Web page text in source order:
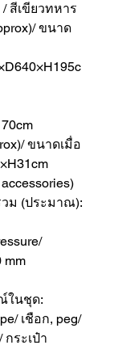
สีเขียวทหาร
ขนาด
ขนาดเมื่อ
ม (ประมาณ):
mm
ในชุด:
เชือก, peg/
กระเป๋า